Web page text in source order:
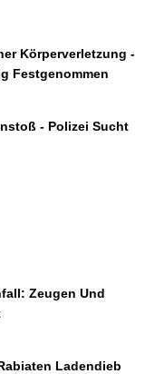
Körperverletzung -
Festgenommen
- Polizei Sucht
Zeugen Und
Ladendieb